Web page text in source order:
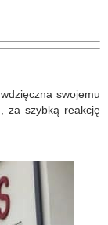
swojemu
za szybką reakcję